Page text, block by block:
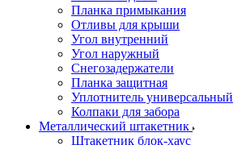
Планка примыкания
Отливы для крыши
Угол внутренний
Угол наружный
Снегозадержатели
Планка защитная
Уплотнитель универсальный
Колпаки для забора
Металлический штакетник
Штакетник блок-хаус